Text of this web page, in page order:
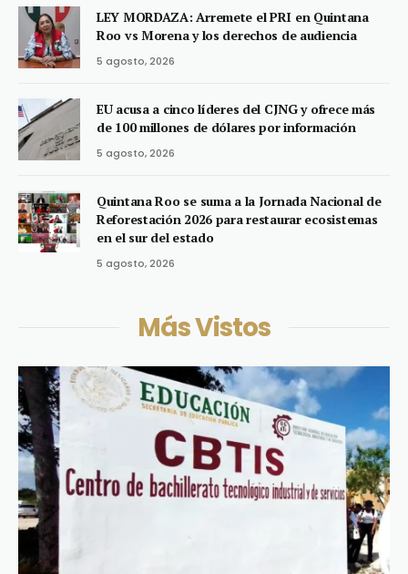
LEY MORDAZA: Arremete el PRI en Quintana
Roo vs Morena y los derechos de audiencia
5 agosto, 2026
EU acusa a cinco líderes del CJNG y ofrece más
de 100 millones de dólares por información
5 agosto, 2026
Quintana Roo se suma a la Jornada Nacional de
Reforestación 2026 para restaurar ecosistemas
en el sur del estado
5 agosto, 2026
Más Vistos